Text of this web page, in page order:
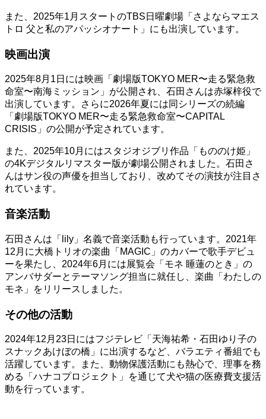
また、2025年1月スタートのTBS日曜劇場「さよならマエス
トロ 父と私のアパッシオナート」にも出演しています。
映画出演
2025年8月1日には映画「劇場版TOKYO MER〜走る緊急救
命室〜南海ミッション」が公開され、石田さんは赤塚梓役で
出演しています。さらに2026年夏には同シリーズの続編
「劇場版TOKYO MER〜走る緊急救命室〜CAPITAL
CRISIS」の公開が予定されています。
また、2025年10月にはスタジオジブリ作品「もののけ姫」
の4Kデジタルリマスター版が劇場公開されました。石田さ
んはサン役の声優を担当しており、改めてその演技が注目さ
れています。
音楽活動
石田さんは「lily」名義で音楽活動も行っています。2021年
12月に大橋トリオの楽曲「MAGIC」のカバーで歌手デビュ
ーを果たし、2024年6月には展覧会「モネ 睡蓮のとき」の
アンバサダーとテーマソング担当に就任し、楽曲「わたしの
モネ」をリリースしました。
その他の活動
2024年12月23日にはフジテレビ「天海祐希・石田ゆり子の
スナックあけぼの橋」に出演するなど、バラエティ番組でも
活躍しています。また、動物保護活動にも熱心で、理事を務
める「ハナコプロジェクト」を通じて犬や猫の医療費支援活
動を行っています。